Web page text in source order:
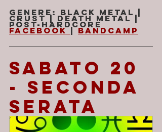
Genere: Black Metal |
Crust | Death Metal |
Post-Hardcore
Facebook | Bandcamp
SABATO 20
- SECONDA
SERATA